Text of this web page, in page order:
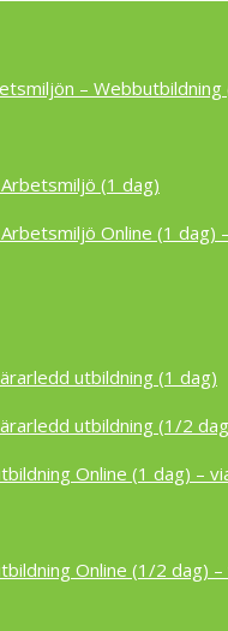
– Webbutbildning
(1 dag)
Online (1 dag)
utbildning (1 dag)
utbildning (1/2
Online (1 dag) –
Online (1/2 dag) –